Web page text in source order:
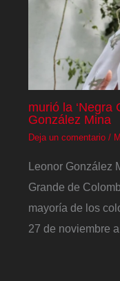
murió la ‘Negra
González Mina
Deja un comentario /
Leonor González
Grande de
mayoría de los
27 de noviembre